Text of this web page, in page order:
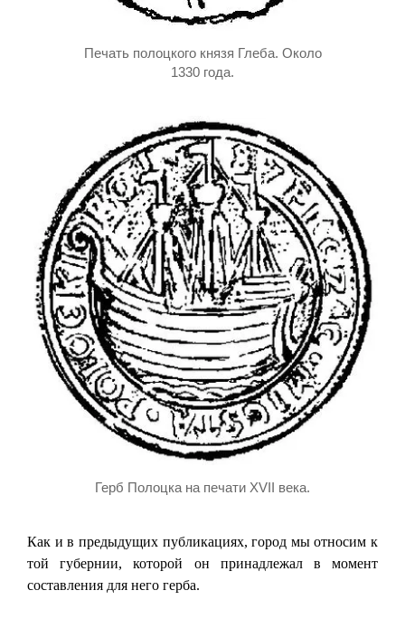
Печать полоцкого князя Глеба. Около
1330 года.
Герб Полоцка на печати XVII века.
Как и в предыдущих публикациях, город мы относим к
той губернии, которой он принадлежал в момент
составления для него герба.